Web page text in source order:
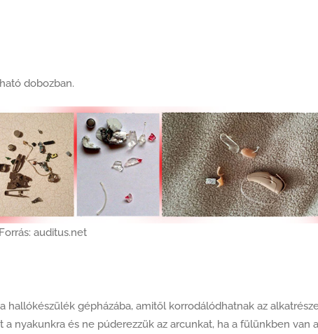
dobozban.
Forrás: auditus.net
gépházába, amitől korrodálódhatnak az
nyakunkra és ne púderezzük az arcunkat, ha a fülünkben van